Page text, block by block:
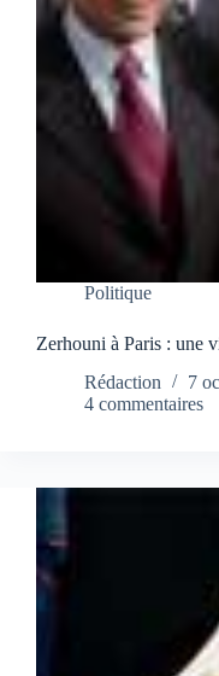
Politique
Zerhouni à Paris : une
Rédaction
7
4 commentaires